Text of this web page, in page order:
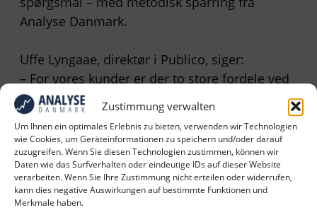
Zustimmung verwalten
Um Ihnen ein optimales Erlebnis zu bieten, verwenden wir Technologien
wie Cookies, um Geräteinformationen zu speichern und/oder darauf
zuzugreifen. Wenn Sie diesen Technologien zustimmen, können wir
Daten wie das Surfverhalten oder eindeutige IDs auf dieser Website
verarbeiten. Wenn Sie Ihre Zustimmung nicht erteilen oder widerrufen,
kann dies negative Auswirkungen auf bestimmte Funktionen und
Merkmale haben.
Analyse Danmark.
Uffe Lyngaae, direktør i Publico, siger:
– For vores kunder er der to store fordele ved
en kvantitativ panelundersøgelse: For det
første kan den give interessant viden om
markedet. For det andet kan den generere
interessante og pressevenlige resultater, som
vi med den rette vinkling kan sælge ind til
nyhedsredaktionerne.